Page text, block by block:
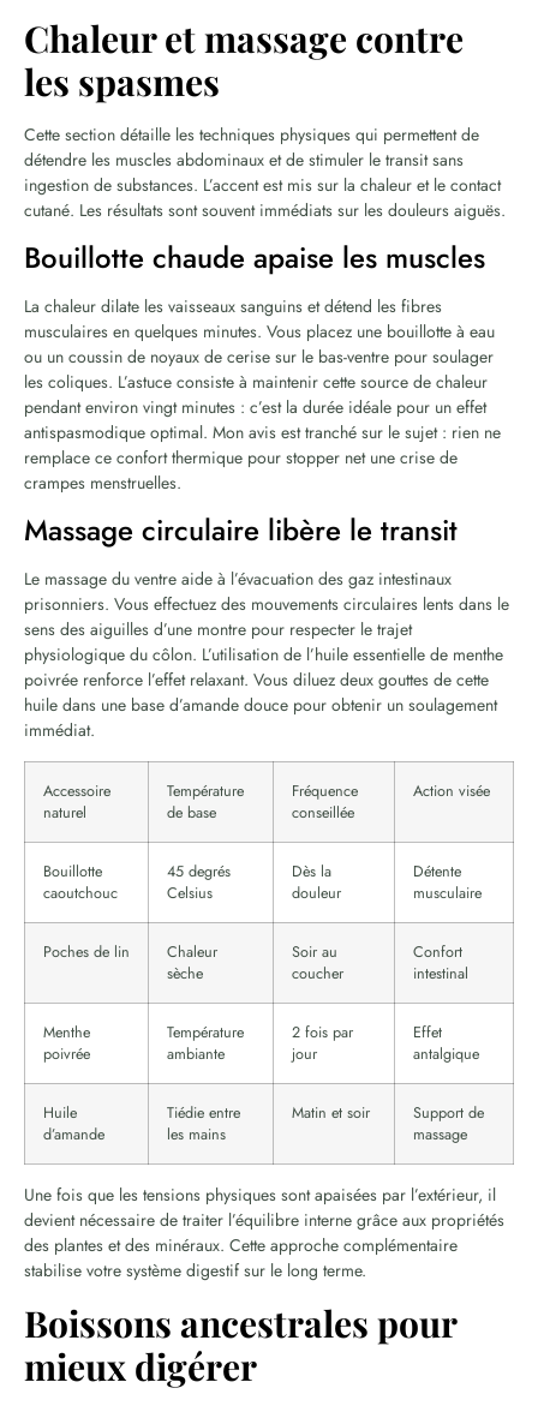
Chaleur et massage contre
les spasmes
Cette section détaille les techniques physiques qui permettent de
détendre les muscles abdominaux et de stimuler le transit sans
ingestion de substances. L’accent est mis sur la chaleur et le contact
cutané. Les résultats sont souvent immédiats sur les douleurs aiguës.
Bouillotte chaude apaise les muscles
La chaleur dilate les vaisseaux sanguins et détend les fibres
musculaires en quelques minutes. Vous placez une bouillotte à eau
ou un coussin de noyaux de cerise sur le bas-ventre pour soulager
les coliques. L’astuce consiste à maintenir cette source de chaleur
pendant environ vingt minutes : c’est la durée idéale pour un effet
antispasmodique optimal. Mon avis est tranché sur le sujet : rien ne
remplace ce confort thermique pour stopper net une crise de
crampes menstruelles.
Massage circulaire libère le transit
Le massage du ventre aide à l’évacuation des gaz intestinaux
prisonniers. Vous effectuez des mouvements circulaires lents dans le
sens des aiguilles d’une montre pour respecter le trajet
physiologique du côlon. L’utilisation de l’huile essentielle de menthe
poivrée renforce l’effet relaxant. Vous diluez deux gouttes de cette
huile dans une base d’amande douce pour obtenir un soulagement
immédiat.
Accessoire
naturel
Température
de base
Fréquence
conseillée
Action visée
Bouillotte
caoutchouc
45 degrés
Celsius
Dès la
douleur
Détente
musculaire
Poches de lin
Chaleur
sèche
Soir au
coucher
Confort
intestinal
Menthe
poivrée
Température
ambiante
2 fois par
jour
Effet
antalgique
Huile
d’amande
Tiédie entre
les mains
Matin et soir
Support de
massage
Une fois que les tensions physiques sont apaisées par l’extérieur, il
devient nécessaire de traiter l’équilibre interne grâce aux propriétés
des plantes et des minéraux. Cette approche complémentaire
stabilise votre système digestif sur le long terme.
Boissons ancestrales pour
mieux digérer